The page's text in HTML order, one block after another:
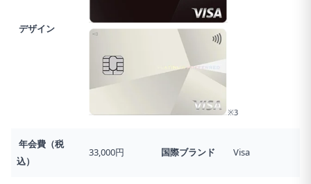
デザイン
※3
年会費（税
込）
33,000円 国際ブランド Visa